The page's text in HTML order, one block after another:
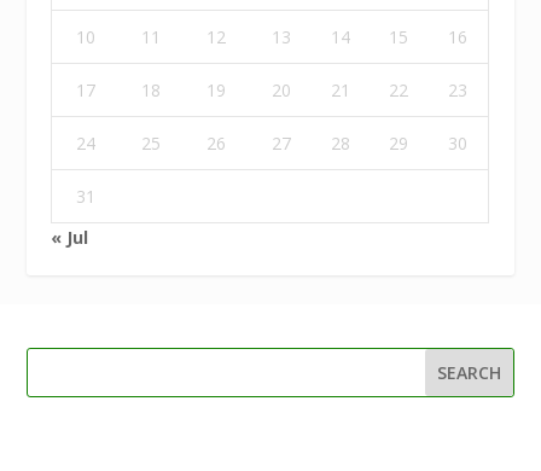
10 11 12 13 14 15 16
17 18 19 20 21 22 23
24 25 26 27 28 29 30
31
« Jul